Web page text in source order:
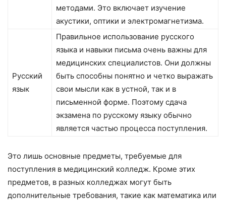
методами. Это включает изучение
акустики, оптики и электромагнетизма.
Русский
язык
Правильное использование русского
языка и навыки письма очень важны для
медицинских специалистов. Они должны
быть способны понятно и четко выражать
свои мысли как в устной, так и в
письменной форме. Поэтому сдача
экзамена по русскому языку обычно
является частью процесса поступления.
Это лишь основные предметы, требуемые для
поступления в медицинский колледж. Кроме этих
предметов, в разных колледжах могут быть
дополнительные требования, такие как математика или